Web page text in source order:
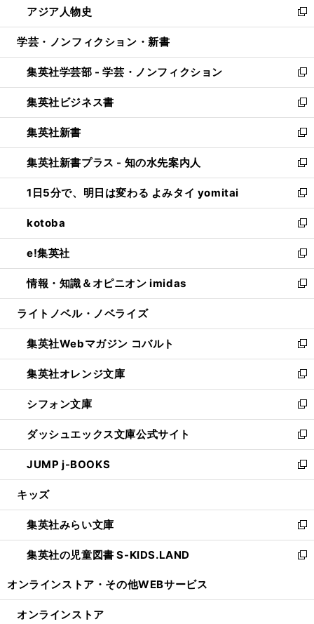
く
で
開
ド
ウ
開
く
ィ
ン
ウ
で
開
く
い
ウ
ン
ド
ウ
で
開
く
アジア人物史
新
し
ウ
ィ
ン
ド
ウ
で
開
く
学芸・ノンフィクション・新書
集英社学芸部 - 学芸・ノンフィクション
新
し
い
ウ
ィ
ン
ド
ウ
で
開
く
集英社ビジネス書
新
し
い
ウ
ィ
ン
ド
ウ
で
開
く
集英社新書
新
し
い
ウ
ィ
ン
ド
ウ
で
開
く
集英社新書プラス - 知の水先案内人
新
し
い
ウ
ィ
ン
ド
ウ
で
開
1日5分で、明日は変わる よみタイ yomitai
新
し
い
ウ
ィ
ン
ド
ウ
開
く
kotoba
新
し
い
ウ
ィ
ン
ウ
で
開
く
e!集英社
新
し
い
ウ
ン
ド
ウ
で
開
く
情報・知識＆オピニオン imidas
新
し
ウ
ィ
ン
ド
ウ
で
開
く
ライトノベル・ノベライズ
集英社Webマガジン コバルト
新
し
い
ウ
ィ
ン
ド
ウ
で
開
集英社オレンジ文庫
新
し
い
ウ
ィ
ン
ド
ウ
開
く
シフォン文庫
新
し
い
ウ
ィ
ン
ウ
で
開
く
ダッシュエックス文庫公式サイト
新
し
い
ウ
ン
ド
ウ
で
JUMP j-BOOKS
新
し
ウ
ィ
ン
ド
開
キッズ
集英社みらい文庫
新
し
い
ン
集英社の児童図書 S-KIDS.LAND
新
ウ
オンラインストア・ その他WEBサービス
オンラインストア